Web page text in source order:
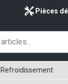
Pièces
Refroidissement